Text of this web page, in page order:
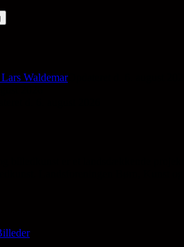
WaldemarOpdateret d. 6. august 2026